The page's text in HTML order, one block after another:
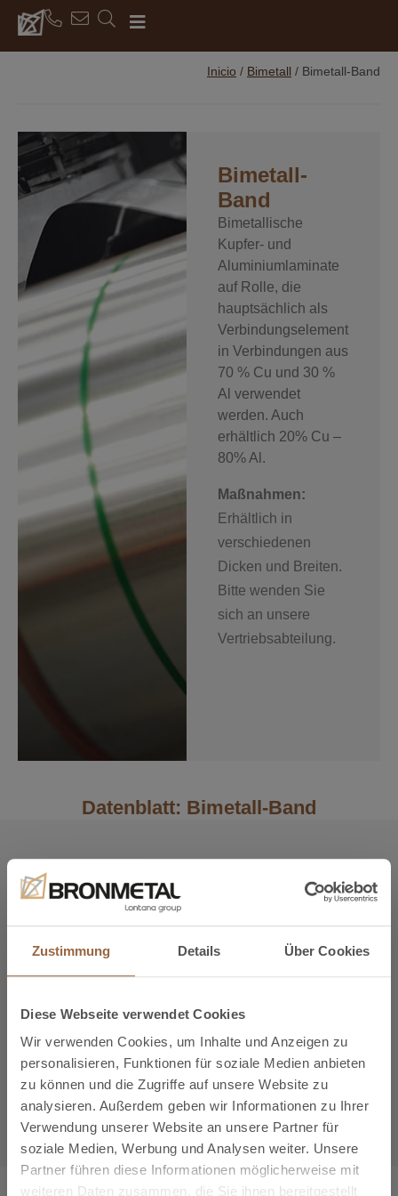
Zustimmung Details Über Cookies
Diese Webseite verwendet Cookies
Wir verwenden Cookies, um Inhalte und Anzeigen zu
personalisieren, Funktionen für soziale Medien anbieten
zu können und die Zugriffe auf unsere Website zu
analysieren. Außerdem geben wir Informationen zu Ihrer
Verwendung unserer Website an unsere Partner für
soziale Medien, Werbung und Analysen weiter. Unsere
Partner führen diese Informationen möglicherweise mit
weiteren Daten zusammen, die Sie ihnen bereitgestellt
Inicio / Bimetall / Bimetall-Band
Bimetall-
Band
Bimetallische
Kupfer- und
Aluminiumlaminate
auf Rolle, die
hauptsächlich als
Verbindungselement
in Verbindungen aus
70 % Cu und 30 %
Al verwendet
werden. Auch
erhältlich 20% Cu –
80% Al.
Maßnahmen:
Erhältlich in
verschiedenen
Dicken und Breiten.
Bitte wenden Sie
sich an unsere
Vertriebsabteilung.
Datenblatt: Bimetall-Band
Unser Bimetallband besteht aus verschweißten Kupfer-
und Aluminiumlaminaten, die in Rollenform geliefert
werden.
Mehr lesen
EIGENSCHAFTEN AL-CU 70/30
Aluminium
AL 99.5 Werkstoff-Nr. 3.0255 nach DIN
17007 Legierung 1050A nach Int. Reg.
Record
Kupfer
E1-CU58 Werkstoff-Nr. 2.0065 nach DIN
1787 CU/a1 nach NFA 53-100